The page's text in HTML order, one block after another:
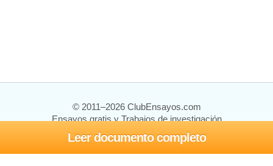
Leer documento completo
© 2011–2026 ClubEnsayos.com
Ensayos gratis y Trabajos de investigación